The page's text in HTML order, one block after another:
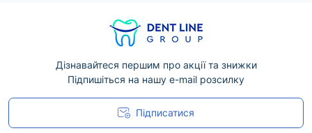
така важлива?
Під час лікування у трубках та резервуарах аспіраційної
пломбувальних матеріалів. Це сприятливе середовище
для розвитку бактерій, грибків і вірусів. Без належного
Дізнавайтеся першим про акції та знижки
Підпишіться на нашу e-mail розсилку
Підписатися